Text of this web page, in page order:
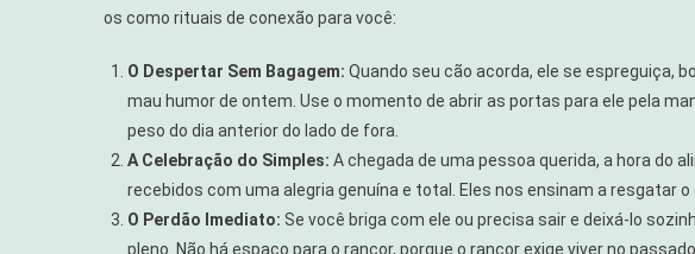
os como rituais de conexão para você:
O Despertar Sem Bagagem: Quando seu cão acorda, ele se espreguiça,
mau humor de ontem. Use o momento de abrir as portas para ele pela
peso do dia anterior do lado de fora.
A Celebração do Simples: A chegada de uma pessoa querida, a hora do
recebidos com uma alegria genuína e total. Eles nos ensinam a resgatar
O Perdão Imediato: Se você briga com ele ou precisa sair e deixá-lo
pleno. Não há espaço para o rancor, porque o rancor exige viver no